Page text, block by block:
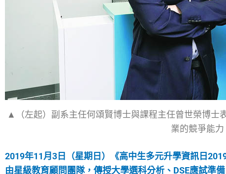
▲（左起）副系主任何頌賢博士與課程主任曾世榮博士
業的競爭能力
2019年11月3日（星期日）《高中生多元升學資訊日2019
由星級教育顧問團隊，傳授大學選科分析、DSE應試準